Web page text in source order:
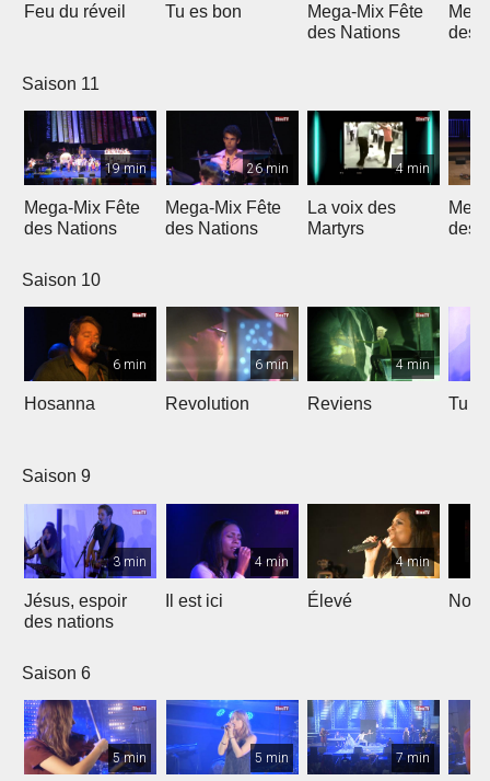
Feu du réveil Tu es bon
Mega-Mix Fête
des Nations
des
Saison 11
19 min
Mega-Mix Fête
des Nations
26 min
Mega-Mix Fête
des Nations
4 min
La voix des
Martyrs
des
Saison 10
6 min
Hosanna
6 min
Revolution
4 min
Reviens Tu
Saison 9
3 min
Jésus, espoir
des nations
4 min
Il est ici
4 min
Élevé
Saison 6
5 min 5 min 7 min